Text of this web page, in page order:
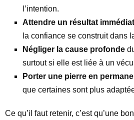
l’intention.
Attendre un résultat immédiat
la confiance se construit dans
Négliger la cause profonde
surtout si elle est liée à un
Porter une pierre en
que certaines sont plus
Ce qu’il faut retenir, c’est qu’une